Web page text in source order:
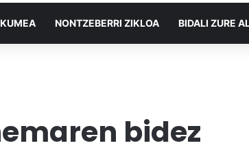
NONTZEBERRI ZIKLOA BIDALI ZURE
bidez